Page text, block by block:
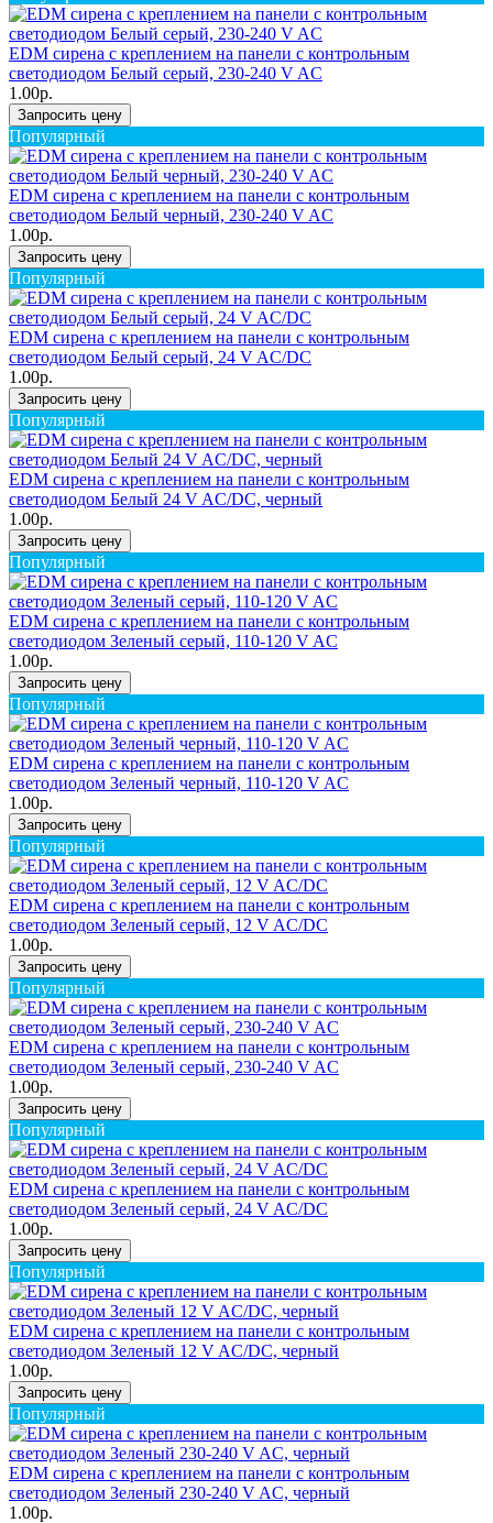
EDM сирена с креплением на панели с контрольным
светодиодом Белый серый, 230-240 V AC
1.00р.
Запросить цену
Популярный
EDM сирена с креплением на панели с контрольным
светодиодом Белый черный, 230-240 V AC
1.00р.
Запросить цену
Популярный
EDM сирена с креплением на панели с контрольным
светодиодом Белый серый, 24 V AC/DC
1.00р.
Запросить цену
Популярный
EDM сирена с креплением на панели с контрольным
светодиодом Белый 24 V AC/DC, черный
1.00р.
Запросить цену
Популярный
EDM сирена с креплением на панели с контрольным
светодиодом Зеленый серый, 110-120 V AC
1.00р.
Запросить цену
Популярный
EDM сирена с креплением на панели с контрольным
светодиодом Зеленый черный, 110-120 V AC
1.00р.
Запросить цену
Популярный
EDM сирена с креплением на панели с контрольным
светодиодом Зеленый серый, 12 V AC/DC
1.00р.
Запросить цену
Популярный
EDM сирена с креплением на панели с контрольным
светодиодом Зеленый серый, 230-240 V AC
1.00р.
Запросить цену
Популярный
EDM сирена с креплением на панели с контрольным
светодиодом Зеленый серый, 24 V AC/DC
1.00р.
Запросить цену
Популярный
EDM сирена с креплением на панели с контрольным
светодиодом Зеленый 12 V AC/DC, черный
1.00р.
Запросить цену
Популярный
EDM сирена с креплением на панели с контрольным
светодиодом Зеленый 230-240 V AC, черный
1.00р.